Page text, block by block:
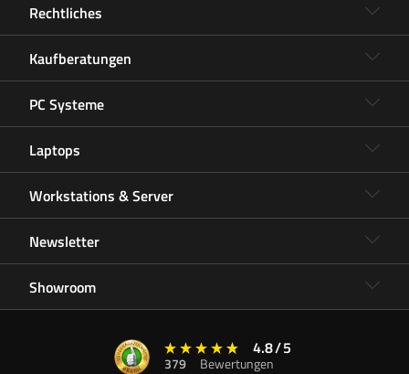
Rechtliches
Kaufberatungen
PC Systeme
Laptops
Workstations & Server
Newsletter
Showroom
4.8/5
379 Bewertungen